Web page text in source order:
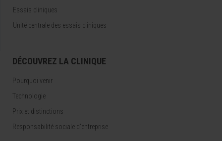
Essais cliniques
Unité centrale des essais cliniques
DÉCOUVREZ LA CLINIQUE
Pourquoi venir
Technologie
Prix et distinctions
Responsabilité sociale d'entreprise